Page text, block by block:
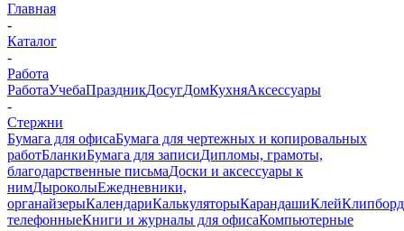
Главная
-
Каталог
-
Работа
РаботаУчебаПраздникДосугДомКухняАксессуары
-
Стержни
Бумага для офисаБумага для чертежных и копировальных
работБланкиБумага для записиДипломы, грамоты,
благодарственные письмаДоски и аксессуары к
нимДыроколыЕжедневники,
органайзерыКалендариКалькуляторыКарандашиКлей
телефонныеКниги и журналы для офисаКомпьютерные